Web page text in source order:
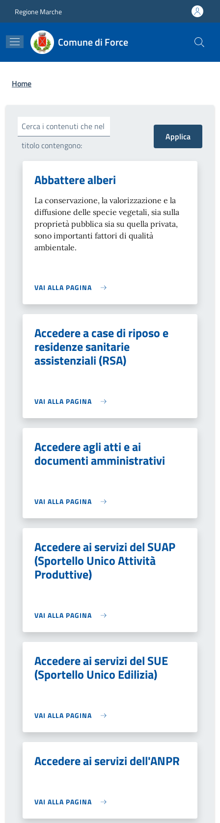
Regione Marche
Comune di Force
Briciole di pane
Home
Cerca i contenuti che nel
titolo contengono:
Abbattere alberi
La conservazione, la valorizzazione e la
diffusione delle specie vegetali, sia sulla
proprietà pubblica sia su quella privata,
sono importanti fattori di qualità
ambientale.
VAI ALLA PAGINA
Accedere a case di riposo e
residenze sanitarie
assistenziali (RSA)
VAI ALLA PAGINA
Accedere agli atti e ai
documenti amministrativi
VAI ALLA PAGINA
Accedere ai servizi del SUAP
(Sportello Unico Attività
Produttive)
VAI ALLA PAGINA
Accedere ai servizi del SUE
(Sportello Unico Edilizia)
VAI ALLA PAGINA
Accedere ai servizi dell'ANPR
VAI ALLA PAGINA